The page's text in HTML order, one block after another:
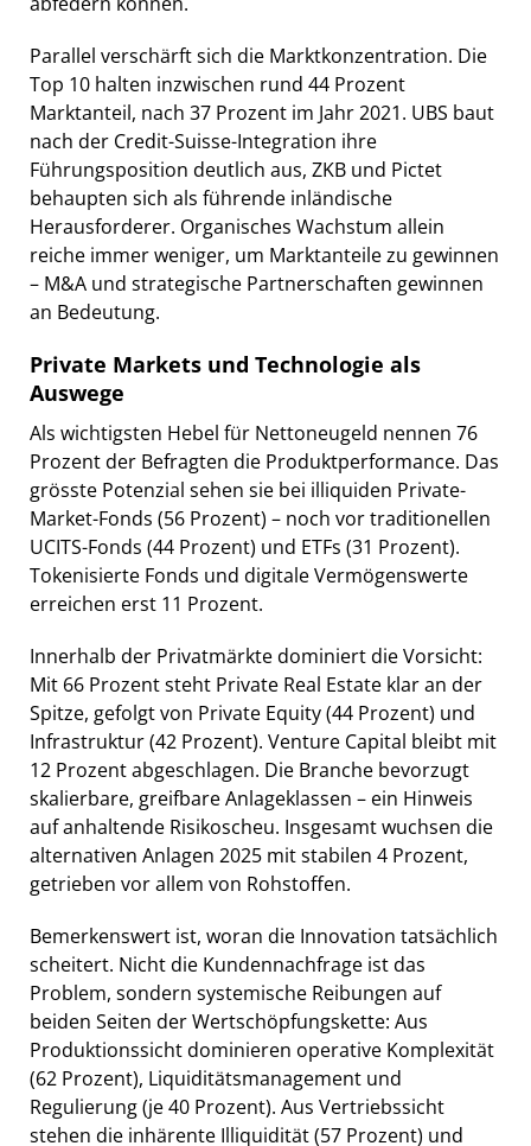
Parallel verschärft sich die Marktkonzentration. Die
Top 10 halten inzwischen rund 44 Prozent
Marktanteil, nach 37 Prozent im Jahr 2021. UBS baut
nach der Credit-Suisse-Integration ihre
Führungsposition deutlich aus, ZKB und Pictet
behaupten sich als führende inländische
Herausforderer. Organisches Wachstum allein
reiche immer weniger, um Marktanteile zu gewinnen
– M&A und strategische Partnerschaften gewinnen
an Bedeutung.
Private Markets und Technologie als
Auswege
Als wichtigsten Hebel für Nettoneugeld nennen 76
Prozent der Befragten die Produktperformance. Das
grösste Potenzial sehen sie bei illiquiden Private-
Market-Fonds (56 Prozent) – noch vor traditionellen
UCITS-Fonds (44 Prozent) und ETFs (31 Prozent).
Tokenisierte Fonds und digitale Vermögenswerte
erreichen erst 11 Prozent.
Innerhalb der Privatmärkte dominiert die Vorsicht:
Mit 66 Prozent steht Private Real Estate klar an der
Spitze, gefolgt von Private Equity (44 Prozent) und
Infrastruktur (42 Prozent). Venture Capital bleibt mit
12 Prozent abgeschlagen. Die Branche bevorzugt
skalierbare, greifbare Anlageklassen – ein Hinweis
auf anhaltende Risikoscheu. Insgesamt wuchsen die
alternativen Anlagen 2025 mit stabilen 4 Prozent,
getrieben vor allem von Rohstoffen.
Bemerkenswert ist, woran die Innovation tatsächlich
scheitert. Nicht die Kundennachfrage ist das
Problem, sondern systemische Reibungen auf
beiden Seiten der Wertschöpfungskette: Aus
Produktionssicht dominieren operative Komplexität
(62 Prozent), Liquiditätsmanagement und
Regulierung (je 40 Prozent). Aus Vertriebssicht
stehen die inhärente Illiquidität (57 Prozent) und